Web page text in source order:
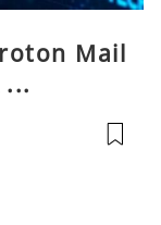
Mail
...